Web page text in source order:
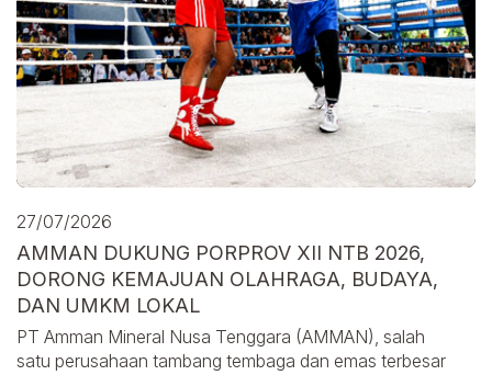
27/07/2026
AMMAN DUKUNG PORPROV XII NTB 2026,
DORONG KEMAJUAN OLAHRAGA, BUDAYA,
DAN UMKM LOKAL
PT Amman Mineral Nusa Tenggara (AMMAN), salah
satu perusahaan tambang tembaga dan emas terbesar